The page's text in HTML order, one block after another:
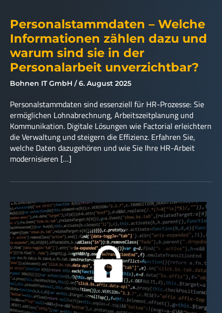
Personalstammdaten – Welche
Informationen zählen dazu und
warum sind sie in der
Personalarbeit unverzichtbar?
Bohnen IT GmbH 6. August 2025
Personalstammdaten sind essenziell für HR-Prozesse: Sie
ermöglichen Lohnabrechnung, Arbeitszeitplanung und
Kommunikation. Digitale Lösungen wie Factorial erleichtern
die Verwaltung und steigern die Effizienz. Erfahren Sie,
welche Daten dazugehören und wie Sie Ihre HR-Arbeit
modernisieren […]